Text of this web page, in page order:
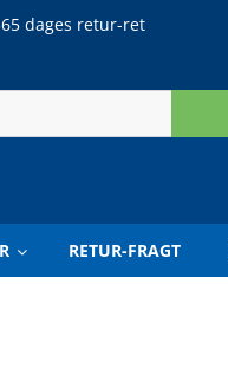
dages retur-ret
RETUR-FRAGT